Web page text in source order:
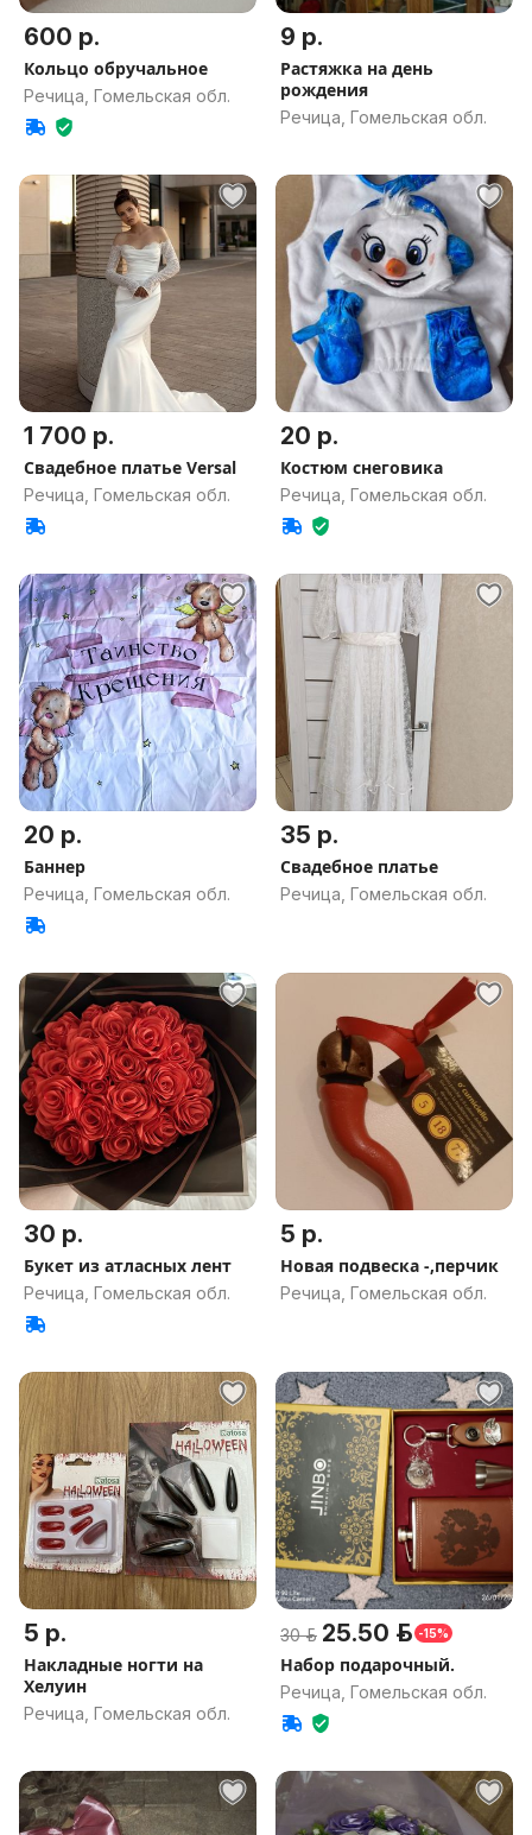
600 р.
Кольцо обручальное
Речица, Гомельская обл.
9 р.
Растяжка на день
рождения
Речица, Гомельская обл.
1 700 р.
Свадебное платье Versal
Речица, Гомельская обл.
20 р.
Костюм снеговика
Речица, Гомельская обл.
20 р.
Баннер
Речица, Гомельская обл.
35 р.
Свадебное платье
Речица, Гомельская обл.
30 р.
Букет из атласных лент
Речица, Гомельская обл.
5 р.
Новая подвеска -,перчик
Речица, Гомельская обл.
5 р.
Накладные ногти на
Хелуин
Речица, Гомельская обл.
30 р. 25.50 р. -15%
Набор подарочный.
Речица, Гомельская обл.